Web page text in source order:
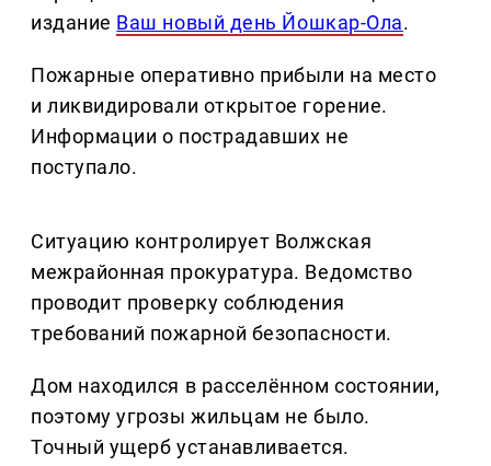
издание Ваш новый день Йошкар-Ола.
Пожарные оперативно прибыли на место
и ликвидировали открытое горение.
Информации о пострадавших не
поступало.
Ситуацию контролирует Волжская
межрайонная прокуратура. Ведомство
проводит проверку соблюдения
требований пожарной безопасности.
Дом находился в расселённом состоянии,
поэтому угрозы жильцам не было.
Точный ущерб устанавливается.